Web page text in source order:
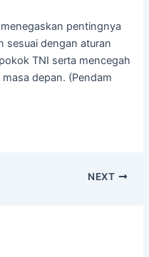
pentingnya
sesuai dengan aturan
TNI serta mencegah
depan. (Pendam
NEXT